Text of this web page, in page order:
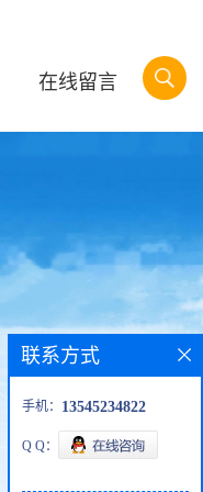
在线留言
联系方式
手机： 13545234822
Q Q：